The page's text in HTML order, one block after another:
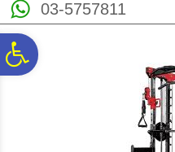
03-5757811